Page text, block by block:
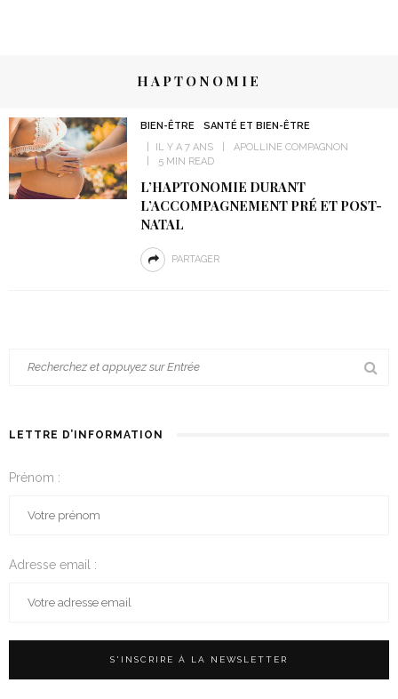
HAPTONOMIE
BIEN-ÊTRE
SANTÉ ET BIEN-ÊTRE
IL Y A 7 ANS
APOLLINE COMPAGNON
5 MIN READ
L’HAPTONOMIE DURANT
L’ACCOMPAGNEMENT PRÉ ET POST-
NATAL
PARTAGER
LETTRE D’INFORMATION
Prénom :
Adresse email :